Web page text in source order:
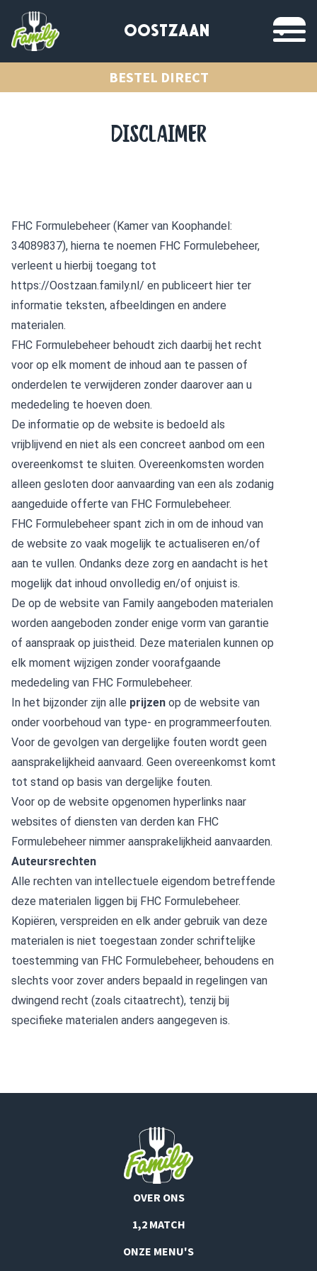
OOSTZAAN
BESTEL DIRECT
DISCLAIMER
FHC Formulebeheer (Kamer van Koophandel:
34089837), hierna te noemen FHC Formulebeheer,
verleent u hierbij toegang tot
https://Oostzaan.family.nl/ en publiceert hier ter
informatie teksten, afbeeldingen en andere
materialen.
FHC Formulebeheer behoudt zich daarbij het recht
voor op elk moment de inhoud aan te passen of
onderdelen te verwijderen zonder daarover aan u
mededeling te hoeven doen.
De informatie op de website is bedoeld als
vrijblijvend en niet als een concreet aanbod om een
overeenkomst te sluiten. Overeenkomsten worden
alleen gesloten door aanvaarding van een als zodanig
aangeduide offerte van FHC Formulebeheer.
FHC Formulebeheer spant zich in om de inhoud van
de website zo vaak mogelijk te actualiseren en/of
aan te vullen. Ondanks deze zorg en aandacht is het
mogelijk dat inhoud onvolledig en/of onjuist is.
De op de website van Family aangeboden materialen
worden aangeboden zonder enige vorm van garantie
of aanspraak op juistheid. Deze materialen kunnen op
elk moment wijzigen zonder voorafgaande
mededeling van FHC Formulebeheer.
In het bijzonder zijn alle prijzen op de website van
onder voorbehoud van type- en programmeerfouten.
Voor de gevolgen van dergelijke fouten wordt geen
aansprakelijkheid aanvaard. Geen overeenkomst komt
tot stand op basis van dergelijke fouten.
Voor op de website opgenomen hyperlinks naar
websites of diensten van derden kan FHC
Formulebeheer nimmer aansprakelijkheid aanvaarden.
Auteursrechten
Alle rechten van intellectuele eigendom betreffende
deze materialen liggen bij FHC Formulebeheer.
Kopiëren, verspreiden en elk ander gebruik van deze
materialen is niet toegestaan zonder schriftelijke
toestemming van FHC Formulebeheer, behoudens en
slechts voor zover anders bepaald in regelingen van
dwingend recht (zoals citaatrecht), tenzij bij
specifieke materialen anders aangegeven is.
OVER ONS
1,2 MATCH
ONZE MENU'S